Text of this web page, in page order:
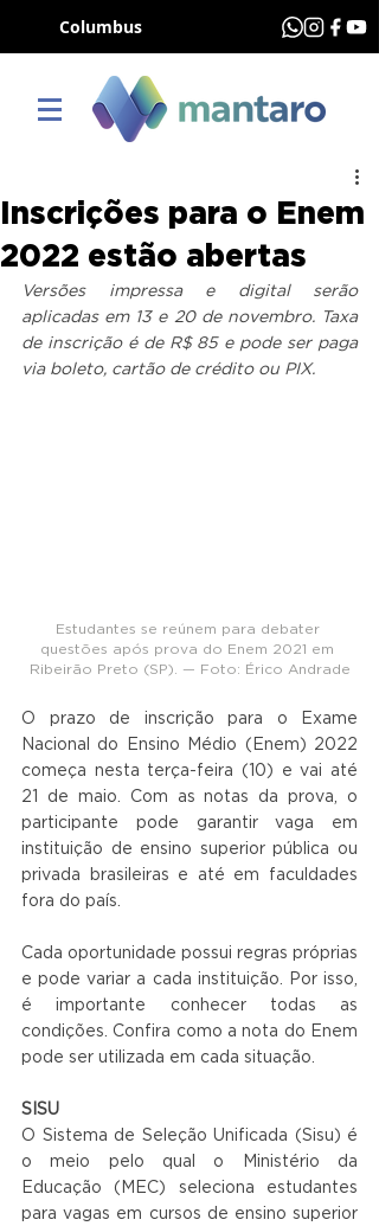
Columbus
Inscrições para o Enem
2022 estão abertas
Versões impressa e digital serão
aplicadas em 13 e 20 de novembro. Taxa
de inscrição é de R$ 85 e pode ser paga
via boleto, cartão de crédito ou PIX.
Estudantes se reúnem para debater
questões após prova do Enem 2021 em
Ribeirão Preto (SP). — Foto: Érico Andrade
O prazo de inscrição para o Exame
Nacional do Ensino Médio (Enem) 2022
começa nesta terça-feira (10) e vai até
21 de maio. Com as notas da prova, o
participante pode garantir vaga em
instituição de ensino superior pública ou
privada brasileiras e até em faculdades
fora do país.
Cada oportunidade possui regras próprias
e pode variar a cada instituição. Por isso,
é importante conhecer todas as
condições. Confira como a nota do Enem
pode ser utilizada em cada situação.
SISU
O Sistema de Seleção Unificada (Sisu) é
o meio pelo qual o Ministério da
Educação (MEC) seleciona estudantes
para vagas em cursos de ensino superior